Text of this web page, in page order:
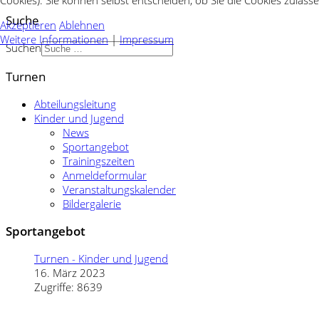
Suche
Suchen
Turnen
Abteilungsleitung
Kinder und Jugend
News
Sportangebot
Trainingszeiten
Anmeldeformular
Veranstaltungskalender
Bildergalerie
Sportangebot
Turnen - Kinder und Jugend
16. März 2023
Zugriffe: 8639
Akzeptieren Ablehnen
Weitere Informationen|Impressum